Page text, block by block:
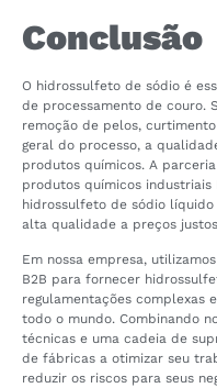
Conclusão
O hidrossulfeto de sódio é
de processamento de couro.
remoção de pelos,
geral do processo, a
produtos químicos. A
produtos químicos industriais
hidrossulfeto de sódio
alta qualidade a preços
Em nossa empresa,
B2B para fornecer
regulamentações complexas
todo o mundo. Combinando
técnicas e uma cadeia de
de fábricas a otimizar seu
reduzir os riscos para seus